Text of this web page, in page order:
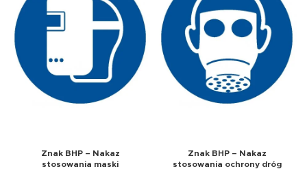
Znak BHP – Nakaz
stosowania maski
Znak BHP – Nakaz
stosowania ochrony dróg